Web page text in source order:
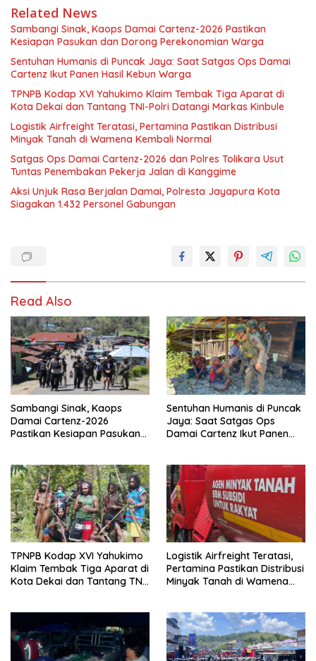
Related News
Sambangi Sinak, Kaops Damai Cartenz-2026 Pastikan
Kesiapan Pasukan dan Dorong Perekonomian Warga
Sentuhan Humanis di Puncak Jaya: Saat Satgas Ops Damai
Cartenz Ikut Panen Hasil Kebun Warga
TPNPB Kodap XVI Yahukimo Klaim Tembak Tiga Aparat di
Kota Dekai dan Tantang TNI-Polri Datangi Markas Kinbule
Logistik Airfreight Teratasi, Pertamina Pastikan Distribusi
Minyak Tanah di Wamena Kembali Normal
Satgas Ops Damai Cartenz-2026 dan Polres Tolikara Usut
Tuntas Penembakan Pekerja Jalan di Kanggime
Aksi Unjuk Rasa Berjalan Damai, Polresta Jayapura Kota
Siagakan 1.432 Personel Gabungan
Read Also
Sambangi Sinak, Kaops
Damai Cartenz-2026
Pastikan Kesiapan Pasukan
Sentuhan Humanis di Puncak
Jaya: Saat Satgas Ops
Damai Cartenz Ikut Panen
TPNPB Kodap XVI Yahukimo
Klaim Tembak Tiga Aparat di
Kota Dekai dan Tantang TNI-
Logistik Airfreight Teratasi,
Pertamina Pastikan Distribusi
Minyak Tanah di Wamena